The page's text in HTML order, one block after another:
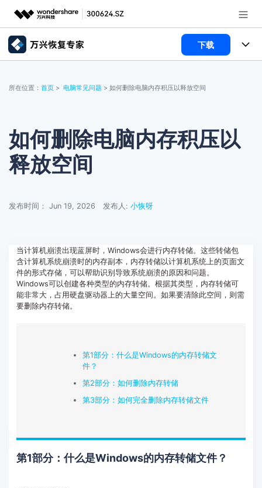
推荐产品
实用工具
关于万兴
客服热线：4000-300624
下载
文件修复
电脑数据恢复
破损文件修复
文章资讯
电脑数据恢复
服务与支持
联系我们
所在位置： 首页 > 电脑常见问题 > 如何删除电脑内存积压以释放空间
如何删除电脑内存积压以
释放空间
发布时间： Jun 19, 2026 发布人: 小恢呀
当计算机崩溃出现蓝屏时，Windows会进行内存转储。这些转储包
含计算机系统崩溃时的内存副本，内存转储以计算机系统上的页面文
件的形式存储，可以帮助识别导致系统崩溃的原因和问题。
Windows可以创建各种类型的内存转储。根据其类型，内存转储可
能非常大，占用硬盘驱动器上的大量空间。如果要清除此空间，则需
要删除内存转储。
第1部分：什么是Windows的内存转储文
件？
第2部分：如何删除内存转储
第3部分：如何完全删除内存转储文件
第1部分：什么是Windows的内存转储文件？